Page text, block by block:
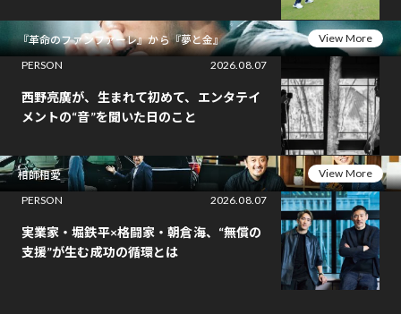
『革命のファンファーレ』から『夢と金』
View More
PERSON
2026.08.07
西野亮廣が、生まれて初めて、エンタテイ
メントの“音”を聞いた日のこと
相師相愛
View More
PERSON
2026.08.07
実業家・堀鉄平×格闘家・朝倉海、“無償の
支援”が生む成功の循環とは